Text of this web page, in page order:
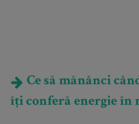
Ce să mănânci
îți conferă energie în